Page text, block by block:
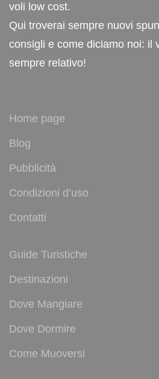
voli low cost.
Qui troverai sempre nuovi
consigli e come diciamo noi: il
sempre relativo!
Home page
Blog
Pubblicità
Condizioni d’uso
Contatti
Guide Turistiche
Destinazioni
Dove Mangiare
Dove Dormire
Come Muoversi